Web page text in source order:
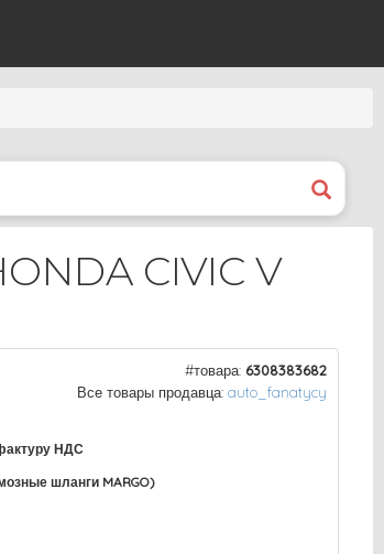
CIVIC V
#товара: 6308383682
Все товары продавца: auto_fanatycy
НДС
шланги MARGO)